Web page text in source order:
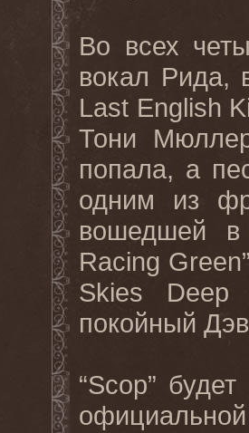
Во всех
вокал Рида,
Last English
Тони
попала, а
одним из
вошедшей
Racing Green
Skies
Deep
покойный
“Scop”